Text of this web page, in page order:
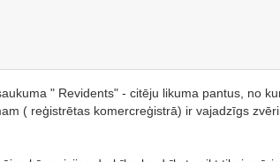
" Revidents" - citēju likuma pantus, no
( reģistrētas komercreģistrā) ir vajadzīgs